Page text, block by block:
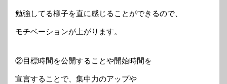
勉強してる様子を直に感じることができるので、
モチベーションが上がります。
②目標時間を公開することや開始時間を
宣言することで、集中力のアップや